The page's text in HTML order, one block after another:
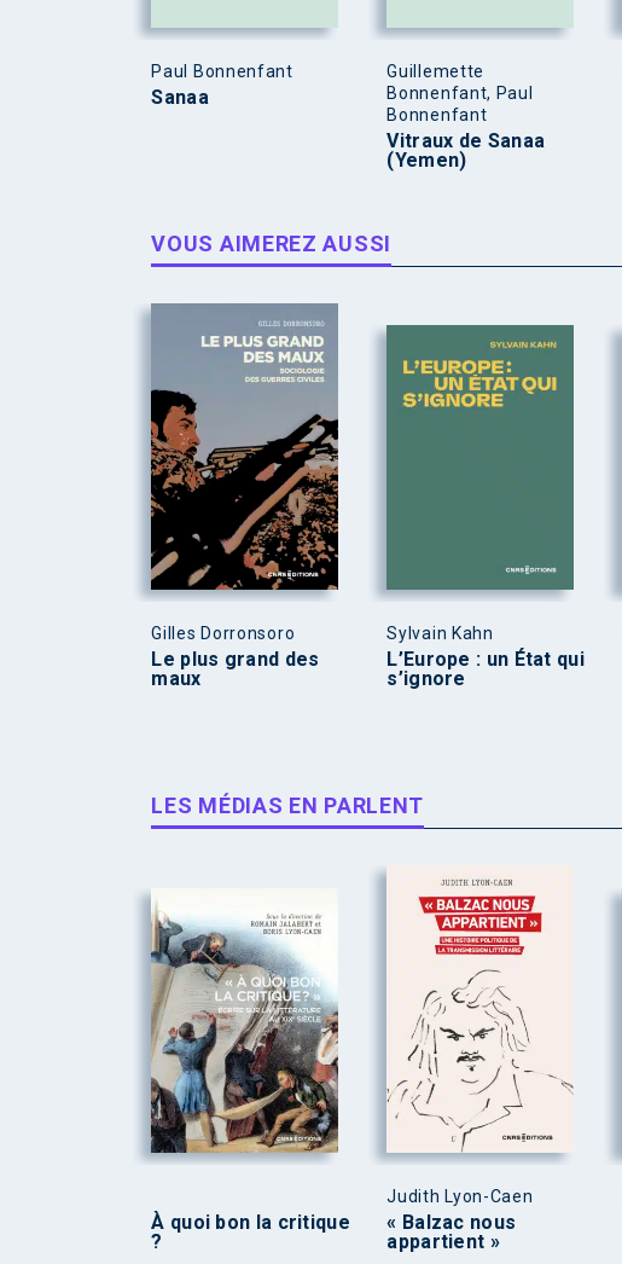
Paul Bonnenfant
Sanaa
Guillemette
Bonnenfant, Paul
Bonnenfant
Vitraux de Sanaa
(Yemen)
VOUS AIMEREZ AUSSI
Gilles Dorronsoro
Le plus grand des
maux
Sylvain Kahn
L’Europe : un État qui
s’ignore
LES MÉDIAS EN PARLENT
À quoi bon la critique
?
Judith Lyon-Caen
« Balzac nous
appartient »